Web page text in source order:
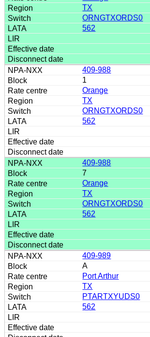
TX
ORNGTXORDS0
562
409-988
1
Orange
TX
ORNGTXORDS0
562
409-988
7
Orange
TX
ORNGTXORDS0
562
409-989
A
Port Arthur
TX
PTARTXYUDS0
562